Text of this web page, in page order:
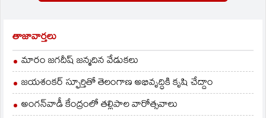
తాజావార్తలు
మారం జగదీష్ జన్మదిన వేడుకలు
జయశంకర్ స్ఫూర్తితో తెలంగాణ అభివృద్ధికి కృషి చేద్దాం
అంగన్‌వాడీ కేంద్రంలో తల్లిపాల వారోత్సవాలు